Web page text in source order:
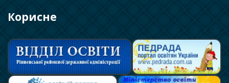
Корисне